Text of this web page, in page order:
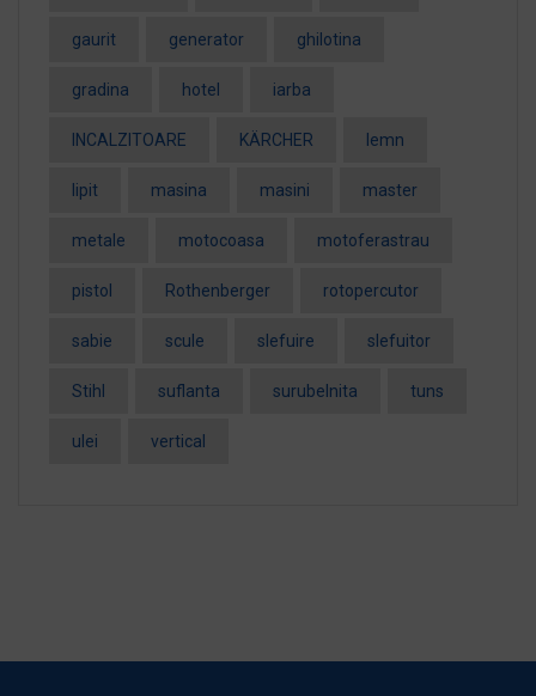
gaurit generator ghilotina
gradina hotel iarba
INCALZITOARE KÄRCHER lemn
lipit masina masini master
metale motocoasa motoferastrau
pistol Rothenberger rotopercutor
sabie scule slefuire slefuitor
Stihl suflanta surubelnita tuns
ulei vertical